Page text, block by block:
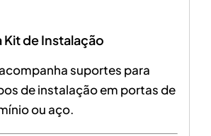
de Instalação
suportes para
de instalação em portas de
ou aço.